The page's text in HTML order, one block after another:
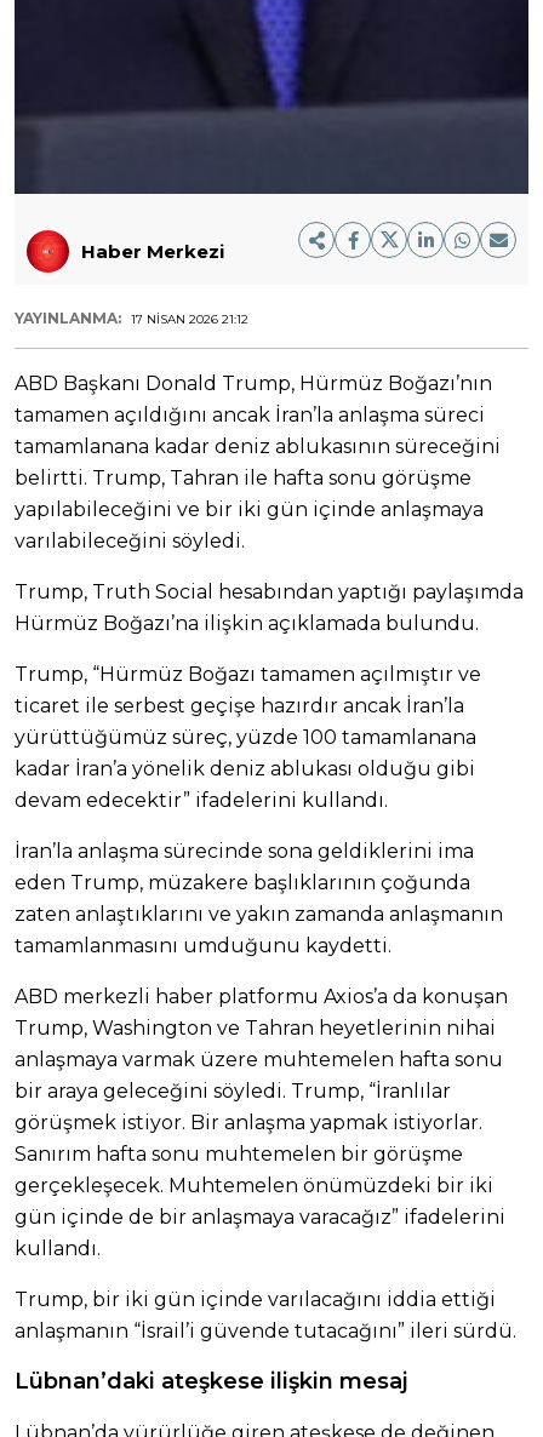
Haber Merkezi
YAYINLANMA: 17 NISAN 2026 21:12
ABD Başkanı Donald Trump, Hürmüz Boğazı’nın
tamamen açıldığını ancak İran’la anlaşma süreci
tamamlanana kadar deniz ablukasının süreceğini
belirtti. Trump, Tahran ile hafta sonu görüşme
yapılabileceğini ve bir iki gün içinde anlaşmaya
varılabileceğini söyledi.
Trump, Truth Social hesabından yaptığı paylaşımda
Hürmüz Boğazı’na ilişkin açıklamada bulundu.
Trump, “Hürmüz Boğazı tamamen açılmıştır ve
ticaret ile serbest geçişe hazırdır ancak İran’la
yürüttüğümüz süreç, yüzde 100 tamamlanana
kadar İran’a yönelik deniz ablukası olduğu gibi
devam edecektir” ifadelerini kullandı.
İran’la anlaşma sürecinde sona geldiklerini ima
eden Trump, müzakere başlıklarının çoğunda
zaten anlaştıklarını ve yakın zamanda anlaşmanın
tamamlanmasını umduğunu kaydetti.
ABD merkezli haber platformu Axios’a da konuşan
Trump, Washington ve Tahran heyetlerinin nihai
anlaşmaya varmak üzere muhtemelen hafta sonu
bir araya geleceğini söyledi. Trump, “İranlılar
görüşmek istiyor. Bir anlaşma yapmak istiyorlar.
Sanırım hafta sonu muhtemelen bir görüşme
gerçekleşecek. Muhtemelen önümüzdeki bir iki
gün içinde de bir anlaşmaya varacağız” ifadelerini
kullandı.
Trump, bir iki gün içinde varılacağını iddia ettiği
anlaşmanın “İsrail’i güvende tutacağını” ileri sürdü.
Lübnan’daki ateşkese ilişkin mesaj